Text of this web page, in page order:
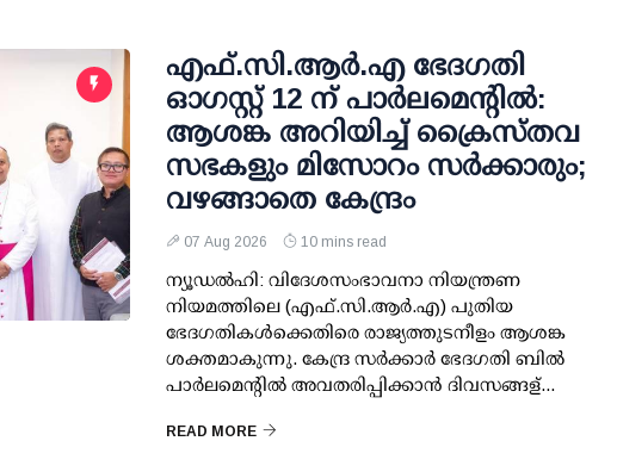
എഫ്.സി.ആര്‍.എ ഭേദഗതി
ഓഗസ്റ്റ് 12 ന് പാര്‍ലമെന്റില്‍:
ആശങ്ക അറിയിച്ച് ക്രൈസ്തവ
സഭകളും മിസോറം സര്‍ക്കാരും;
വഴങ്ങാതെ കേന്ദ്രം
07 Aug 2026 10 mins read
ന്യൂഡല്‍ഹി: വിദേശസംഭാവനാ നിയന്ത്രണ
നിയമത്തിലെ (എഫ്.സി.ആര്‍.എ) പുതിയ
ഭേദഗതികള്‍ക്കെതിരെ രാജ്യത്തുടനീളം ആശങ്ക
ശക്തമാകുന്നു. കേന്ദ്ര സര്‍ക്കാര്‍ ഭേദഗതി ബില്‍
പാര്‍ലമെന്റില്‍ അവതരിപ്പിക്കാന്‍ ദിവസങ്ങള്...
READ MORE